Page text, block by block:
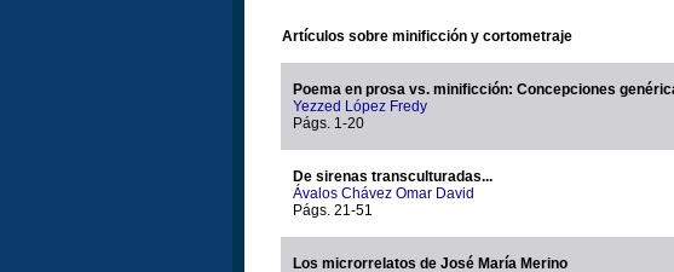
Artículos sobre minificción y cortometraje
Poema en prosa vs. minificción: Concepciones
Yezzed López Fredy
Págs. 1-20
De sirenas transculturadas...
Ávalos Chávez Omar David
Págs. 21-51
Los microrrelatos de José María Merino